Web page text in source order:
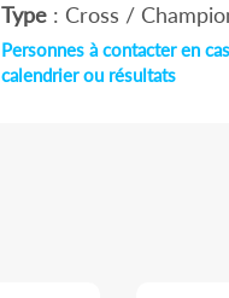
Type: Cross /
Personnes à contacter en
calendrier ou résultats